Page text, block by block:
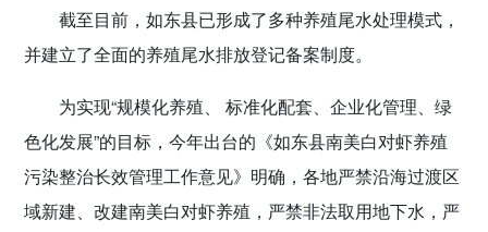
截至目前，如东县已形成了多种养殖尾水处理模式，
并建立了全面的养殖尾水排放登记备案制度。
为实现“规模化养殖、 标准化配套、企业化管理、绿
色化发展”的目标，今年出台的《如东县南美白对虾养殖
污染整治长效管理工作意见》明确，各地严禁沿海过渡区
域新建、改建南美白对虾养殖，严禁非法取用地下水，严